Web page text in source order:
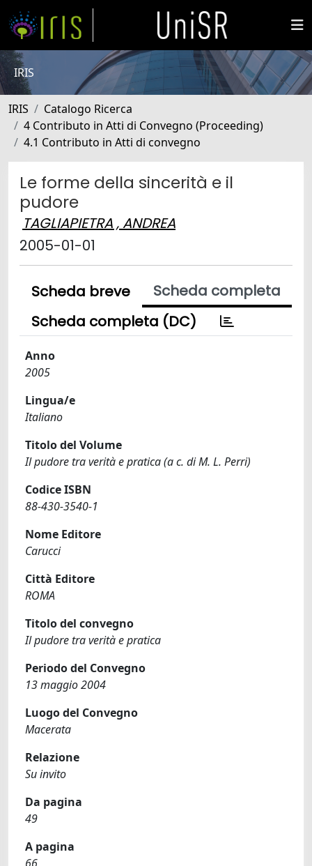
IRIS
IRIS
Catalogo Ricerca
4 Contributo in Atti di Convegno (Proceeding)
4.1 Contributo in Atti di convegno
Le forme della sincerità e il
pudore
TAGLIAPIETRA , ANDREA
2005-01-01
Scheda breve
Scheda completa
Scheda completa (DC)
Anno
2005
Lingua/e
Italiano
Titolo del Volume
Il pudore tra verità e pratica (a c. di M. L. Perri)
Codice ISBN
88-430-3540-1
Nome Editore
Carucci
Città Editore
ROMA
Titolo del convegno
Il pudore tra verità e pratica
Periodo del Convegno
13 maggio 2004
Luogo del Convegno
Macerata
Relazione
Su invito
Da pagina
49
A pagina